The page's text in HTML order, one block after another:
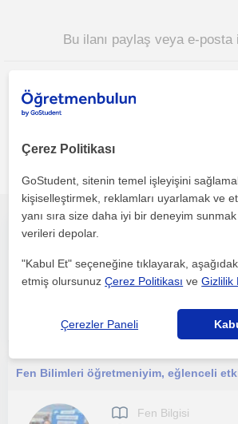
Bu ilanı paylaş veya e-posta
Antalya sehri bölgesinde ilginizi
öğretmenleri
Fen Bilgisi
Antalya Sehri
Fen Bilgisi
Çerez Politikası
GoStudent, sitenin temel işleyişini
kişiselleştirmek, reklamları uyarlamak ve
yanı sıra size daha iyi bir deneyim
verileri depolar.
"Kabul Et" seçeneğine tıklayarak,
etmiş olursunuzÇerez Politikası veGizlilik
Çerezler Paneli